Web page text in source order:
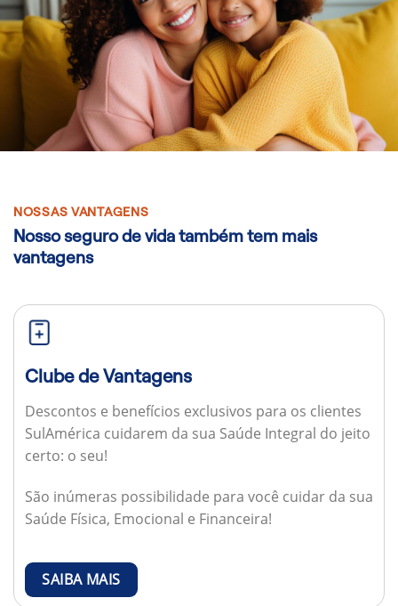
NOSSAS VANTAGENS
Nosso seguro de vida também tem mais
vantagens
Clube de Vantagens
Descontos e benefícios exclusivos para os clientes
SulAmérica cuidarem da sua Saúde Integral do jeito
certo: o seu!
São inúmeras possibilidade para você cuidar da sua
Saúde Física, Emocional e Financeira!
SAIBA MAIS